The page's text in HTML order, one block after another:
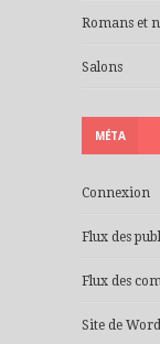
Romans et
Salons
MÉTA
Connexion
Flux des
Flux des
Site de